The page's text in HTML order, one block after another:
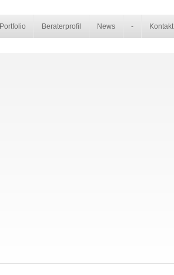
Portfolio Beraterprofil News - Kontakt